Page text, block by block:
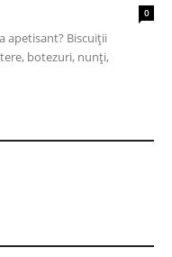
0
apetisant? Biscuiții
botezuri, nunți,